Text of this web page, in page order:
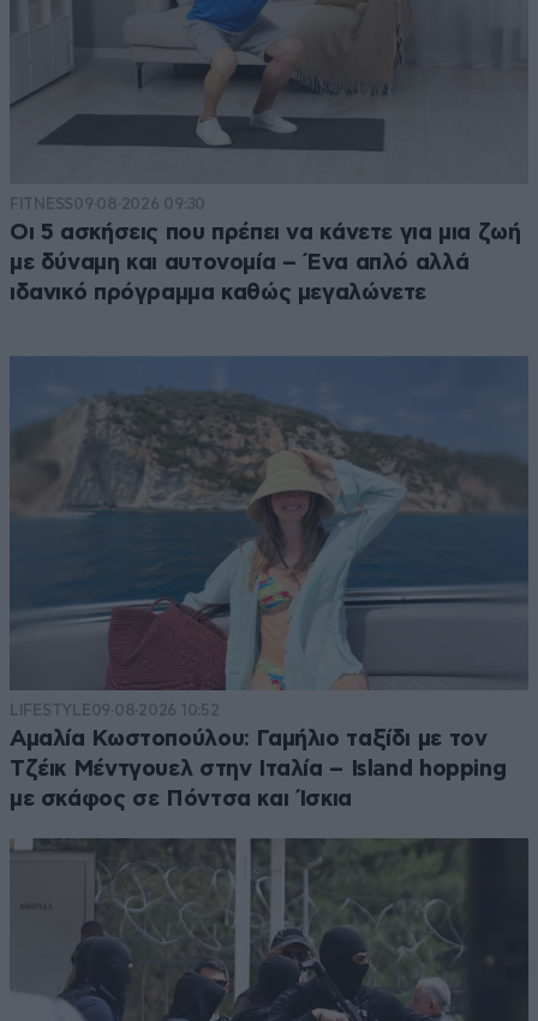
FITNESS09·08·2026 09:30
Οι 5 ασκήσεις που πρέπει να κάνετε για μια ζωή
με δύναμη και αυτονομία – Ένα απλό αλλά
ιδανικό πρόγραμμα καθώς μεγαλώνετε
LIFESTYLE09·08·2026 10:52
Αμαλία Κωστοπούλου: Γαμήλιο ταξίδι με τον
Τζέικ Μέντγουελ στην Ιταλία – Island hopping
με σκάφος σε Πόντσα και Ίσκια